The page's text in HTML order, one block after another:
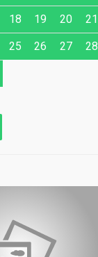
18 19 20 21
25 26 27 28